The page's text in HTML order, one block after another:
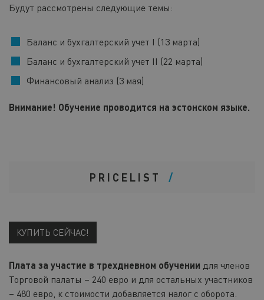
Будут рассмотрены следующие темы:
Баланс и бухгалтерский учет I (13 марта)
Баланс и бухгалтерский учет II (22 марта)
Финансовый анализ (3 мая)
Внимание! Обучение проводится на эстонском языке.
PRICELIST
КУПИТЬ СЕЙЧАС!
Плата за участие в трехдневном обучении для членов
Торговой палаты – 240 евро и для остальных участников
– 480 евро, к стоимости добавляется налог с оборота.